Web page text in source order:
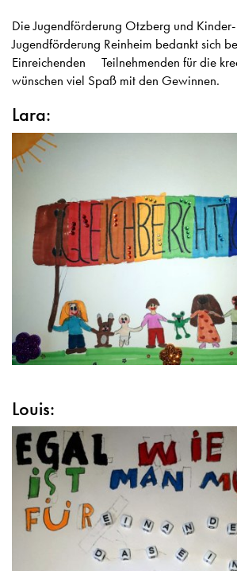
Die Jugendförderung Otzberg und
Jugendförderung Reinheim bedankt sich
Einreichenden Teilnehmenden für die
wünschen viel Spaß mit den Gewinnen.
Lara:
Louis: